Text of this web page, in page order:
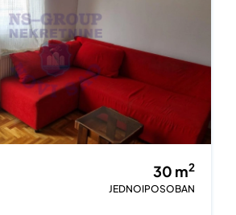
30 m2
JEDNOIPOSOBAN